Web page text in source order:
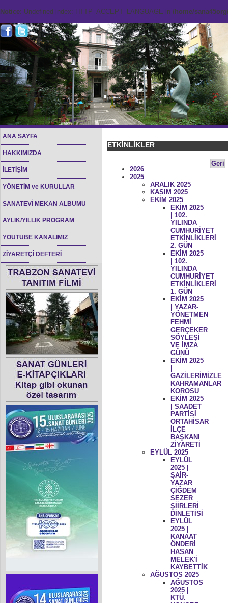
Notice: Undefined index: HTTP_ACCEPT_LANGUAGE in /home/
ANA SAYFA
HAKKIMIZDA
İLETİŞİM
YÖNETİM ve KURULLAR
SANATEVİ MEKAN ALBÜMÜ
AYLIK/YILLIK PROGRAM
YOUTUBE KANALIMIZ
ZİYARETÇİ DEFTERİ
ETKİNLİKLER
Geri
2026
2025
ARALIK 2025
KASIM 2025
EKİM 2025
EKİM 2025
| 102.
YILINDA
CUMHURİYET
ETKİNLİKLERİ
2. GÜN
EKİM 2025
| 102.
YILINDA
CUMHURİYET
ETKİNLİKLERİ
1. GÜN
EKİM 2025
| YAZAR-
YÖNETMEN
FEHMİ
GERÇEKER
SÖYLEŞİ
VE İMZA
GÜNÜ
EKİM 2025
GAZİLERİMİZLE
KAHRAMANLAR
KOROSU
EKİM 2025
| SAADET
PARTİSİ
ORTAHİSAR
İLÇE
BAŞKANI
ZİYARETİ
EYLÜL 2025
EYLÜL
2025 |
ŞAİR-
YAZAR
ÇİĞDEM
SEZER
ŞİİRLERİ
DİNLETİSİ
EYLÜL
2025 |
KANAAT
ÖNDERİ
HASAN
MELEK'İ
KAYBETTİK
AĞUSTOS 2025
AĞUSTOS
2025 |
KTÜ.